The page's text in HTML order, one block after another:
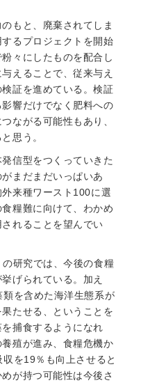
もと、廃棄されてしま
るプロジェクトを開始
々にしたものを配合し
えることで、従来与え
証を進めている。検証
響だけでなく肥料への
ながる可能性もあり、
思う。
信型をつくっていきた
まだまだいっぱいあ
来種ワースト100に選
糧難に向けて、わかめ
れることを望んでい
研究では、今後の食糧
げられている。加え
を含めた海洋生態系が
たせる、ということを
捕食するようになれ
殖が進み、食糧危機か
を19％も向上させると
が持つ可能性は今後さ